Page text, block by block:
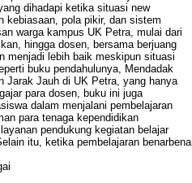
dihadapi ketika situasi new
kebiasaan, pola pikir, dan sistem
warga kampus UK Petra, mulai dari
hingga dosen, bersama berjuang
menjadi lebih baik meskipun situasi
buku pendahulunya, Mendadak
Jarak Jauh di UK Petra, yang hanya
para dosen, buku ini juga
dalam menjalani pembelajaran
para tenaga kependidikan
pendukung kegiatan belajar
itu, ketika pembelajaran